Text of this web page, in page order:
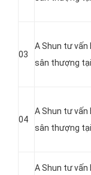
03
A Shun tư vấn
sân thượng
04
A Shun tư vấn
sân thượng
A Shun tư vấn